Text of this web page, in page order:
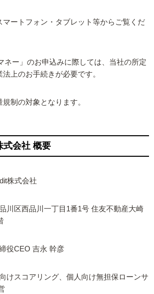
ートフォン・タブレット等からご覧くだ
ネー」のお申込みに際しては、当社の所定
上のお手続きが必要です。
制の対象となります。
会社 概要
株式会社
川区西品川一丁目1番1号 住友不動産大崎
役CEO 吉永 幹彦
けスコアリング、個人向け無担保ローンサ